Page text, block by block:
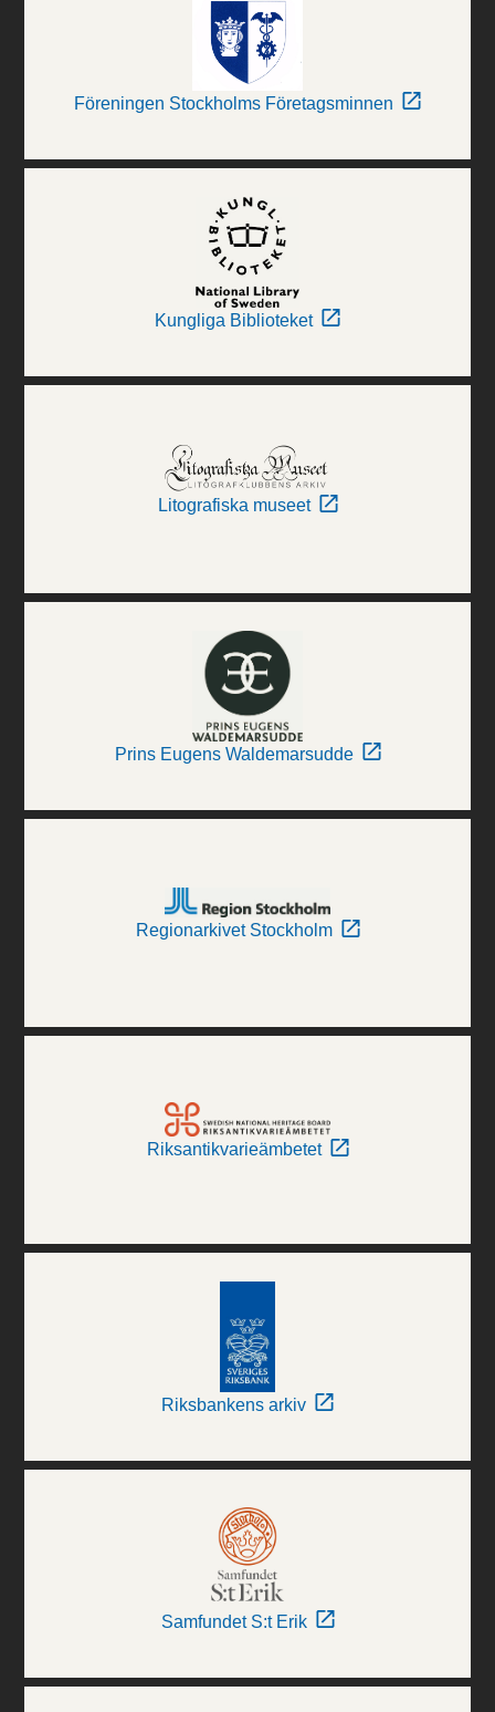
Föreningen Stockholms Företagsminnen
Kungliga Biblioteket
Litografiska museet
Prins Eugens Waldemarsudde
Regionarkivet Stockholm
Riksantikvarieämbetet
Riksbankens arkiv
Samfundet S:t Erik